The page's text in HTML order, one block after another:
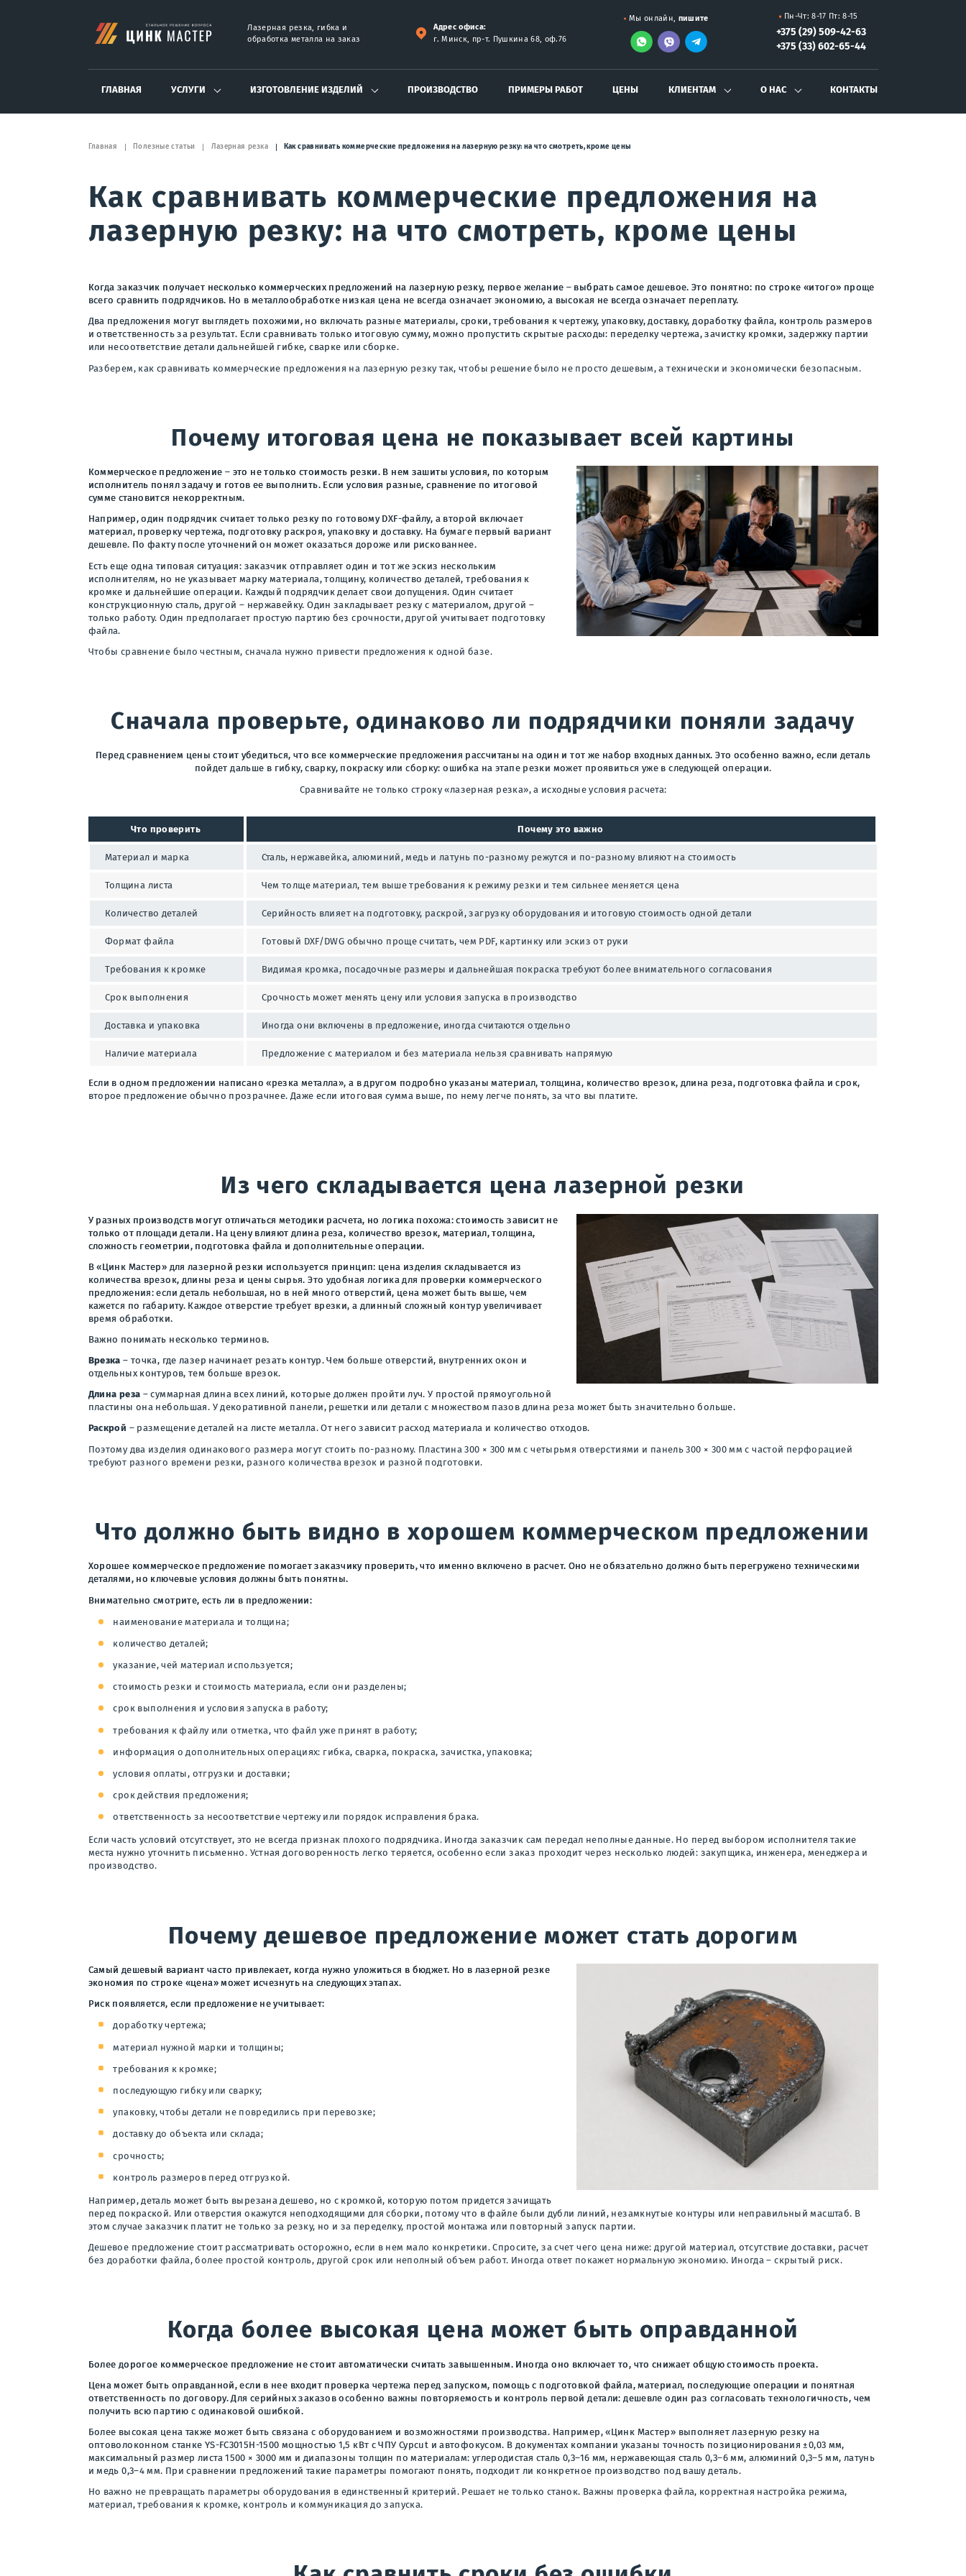
Лазерная резка, гибка и
обработка металла на заказ
Адрес офиса:
г. Минск, пр-т. Пушкина 68, оф.76
Мы онлайн, пишите Пн-Чт: 8-17 Пт: 8-15
+375 (29) 509-42-63
+375 (33) 602-65-44
ГЛАВНАЯ УСЛУГИ ИЗГОТОВЛЕНИЕ ИЗДЕЛИЙ ПРОИЗВОДСТВО ПРИМЕРЫ РАБОТ ЦЕНЫ КЛИЕНТАМ О НАС КОНТАКТЫ
Главная Полезные статьи Лазерная резка Как сравнивать коммерческие предложения на лазерную резку: на что смотреть, кроме цены
Как сравнивать коммерческие предложения на
лазерную резку: на что смотреть, кроме цены
Когда заказчик получает несколько коммерческих предложений на лазерную резку, первое желание – выбрать самое дешевое. Это понятно: по строке «итого» проще
всего сравнить подрядчиков. Но в металлообработке низкая цена не всегда означает экономию, а высокая не всегда означает переплату.
Два предложения могут выглядеть похожими, но включать разные материалы, сроки, требования к чертежу, упаковку, доставку, доработку файла, контроль размеров
и ответственность за результат. Если сравнивать только итоговую сумму, можно пропустить скрытые расходы: переделку чертежа, зачистку кромки, задержку партии
или несоответствие детали дальнейшей гибке, сварке или сборке.
Разберем, как сравнивать коммерческие предложения на лазерную резку так, чтобы решение было не просто дешевым, а технически и экономически безопасным.
Почему итоговая цена не показывает всей картины
Коммерческое предложение – это не только стоимость резки. В нем зашиты условия, по которым
исполнитель понял задачу и готов ее выполнить. Если условия разные, сравнение по итоговой
сумме становится некорректным.
Например, один подрядчик считает только резку по готовому DXF-файлу, а второй включает
материал, проверку чертежа, подготовку раскроя, упаковку и доставку. На бумаге первый вариант
дешевле. По факту после уточнений он может оказаться дороже или рискованнее.
Есть еще одна типовая ситуация: заказчик отправляет один и тот же эскиз нескольким
исполнителям, но не указывает марку материала, толщину, количество деталей, требования к
кромке и дальнейшие операции. Каждый подрядчик делает свои допущения. Один считает
конструкционную сталь, другой – нержавейку. Один закладывает резку с материалом, другой –
только работу. Один предполагает простую партию без срочности, другой учитывает подготовку
файла.
Чтобы сравнение было честным, сначала нужно привести предложения к одной базе.
Сначала проверьте, одинаково ли подрядчики поняли задачу
Перед сравнением цены стоит убедиться, что все коммерческие предложения рассчитаны на один и тот же набор входных данных. Это особенно важно, если деталь
пойдет дальше в гибку, сварку, покраску или сборку: ошибка на этапе резки может проявиться уже в следующей операции.
Сравнивайте не только строку «лазерная резка», а исходные условия расчета:
Что проверить Почему это важно
Материал и марка Сталь, нержавейка, алюминий, медь и латунь по-разному режутся и по-разному влияют на стоимость
Толщина листа Чем толще материал, тем выше требования к режиму резки и тем сильнее меняется цена
Количество деталей Серийность влияет на подготовку, раскрой, загрузку оборудования и итоговую стоимость одной детали
Формат файла Готовый DXF/DWG обычно проще считать, чем PDF, картинку или эскиз от руки
Требования к кромке Видимая кромка, посадочные размеры и дальнейшая покраска требуют более внимательного согласования
Срок выполнения Срочность может менять цену или условия запуска в производство
Доставка и упаковка Иногда они включены в предложение, иногда считаются отдельно
Наличие материала Предложение с материалом и без материала нельзя сравнивать напрямую
Если в одном предложении написано «резка металла», а в другом подробно указаны материал, толщина, количество врезок, длина реза, подготовка файла и срок,
второе предложение обычно прозрачнее. Даже если итоговая сумма выше, по нему легче понять, за что вы платите.
Из чего складывается цена лазерной резки
У разных производств могут отличаться методики расчета, но логика похожа: стоимость зависит не
только от площади детали. На цену влияют длина реза, количество врезок, материал, толщина,
сложность геометрии, подготовка файла и дополнительные операции.
В «Цинк Мастер» для лазерной резки используется принцип: цена изделия складывается из
количества врезок, длины реза и цены сырья. Это удобная логика для проверки коммерческого
предложения: если деталь небольшая, но в ней много отверстий, цена может быть выше, чем
кажется по габариту. Каждое отверстие требует врезки, а длинный сложный контур увеличивает
время обработки.
Важно понимать несколько терминов.
Врезка – точка, где лазер начинает резать контур. Чем больше отверстий, внутренних окон и
отдельных контуров, тем больше врезок.
Длина реза – суммарная длина всех линий, которые должен пройти луч. У простой прямоугольной
пластины она небольшая. У декоративной панели, решетки или детали с множеством пазов длина реза может быть значительно больше.
Раскрой – размещение деталей на листе металла. От него зависит расход материала и количество отходов.
Поэтому два изделия одинакового размера могут стоить по-разному. Пластина 300 × 300 мм с четырьмя отверстиями и панель 300 × 300 мм с частой перфорацией
требуют разного времени резки, разного количества врезок и разной подготовки.
Что должно быть видно в хорошем коммерческом предложении
Хорошее коммерческое предложение помогает заказчику проверить, что именно включено в расчет. Оно не обязательно должно быть перегружено техническими
деталями, но ключевые условия должны быть понятны.
Внимательно смотрите, есть ли в предложении:
наименование материала и толщина;
количество деталей;
указание, чей материал используется;
стоимость резки и стоимость материала, если они разделены;
срок выполнения и условия запуска в работу;
требования к файлу или отметка, что файл уже принят в работу;
информация о дополнительных операциях: гибка, сварка, покраска, зачистка, упаковка;
условия оплаты, отгрузки и доставки;
срок действия предложения;
ответственность за несоответствие чертежу или порядок исправления брака.
Если часть условий отсутствует, это не всегда признак плохого подрядчика. Иногда заказчик сам передал неполные данные. Но перед выбором исполнителя такие
места нужно уточнить письменно. Устная договоренность легко теряется, особенно если заказ проходит через несколько людей: закупщика, инженера, менеджера и
производство.
Почему дешевое предложение может стать дорогим
Самый дешевый вариант часто привлекает, когда нужно уложиться в бюджет. Но в лазерной резке
экономия по строке «цена» может исчезнуть на следующих этапах.
Риск появляется, если предложение не учитывает:
доработку чертежа;
материал нужной марки и толщины;
требования к кромке;
последующую гибку или сварку;
упаковку, чтобы детали не повредились при перевозке;
доставку до объекта или склада;
срочность;
контроль размеров перед отгрузкой.
Например, деталь может быть вырезана дешево, но с кромкой, которую потом придется зачищать
перед покраской. Или отверстия окажутся неподходящими для сборки, потому что в файле были дубли линий, незамкнутые контуры или неправильный масштаб. В
этом случае заказчик платит не только за резку, но и за переделку, простой монтажа или повторный запуск партии.
Дешевое предложение стоит рассматривать осторожно, если в нем мало конкретики. Спросите, за счет чего цена ниже: другой материал, отсутствие доставки, расчет
без доработки файла, более простой контроль, другой срок или неполный объем работ. Иногда ответ покажет нормальную экономию. Иногда – скрытый риск.
Когда более высокая цена может быть оправданной
Более дорогое коммерческое предложение не стоит автоматически считать завышенным. Иногда оно включает то, что снижает общую стоимость проекта.
Цена может быть оправданной, если в нее входит проверка чертежа перед запуском, помощь с подготовкой файла, материал, последующие операции и понятная
ответственность по договору. Для серийных заказов особенно важны повторяемость и контроль первой детали: дешевле один раз согласовать технологичность, чем
получить всю партию с одинаковой ошибкой.
Более высокая цена также может быть связана с оборудованием и возможностями производства. Например, «Цинк Мастер» выполняет лазерную резку на
оптоволоконном станке YS-FC3015H-1500 мощностью 1,5 кВт с ЧПУ Cypcut и автофокусом. В документах компании указаны точность позиционирования ±0,03 мм,
максимальный размер листа 1500 × 3000 мм и диапазоны толщин по материалам: углеродистая сталь 0,3–16 мм, нержавеющая сталь 0,3–6 мм, алюминий 0,3–5 мм, латунь
и медь 0,3–4 мм. При сравнении предложений такие параметры помогают понять, подходит ли конкретное производство под вашу деталь.
Но важно не превращать параметры оборудования в единственный критерий. Решает не только станок. Важны проверка файла, корректная настройка режима,
материал, требования к кромке, контроль и коммуникация до запуска.